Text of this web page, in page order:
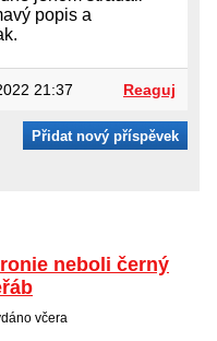
popis a
21:37 Reaguj
Přidat nový příspěvek
neboli černý
včera